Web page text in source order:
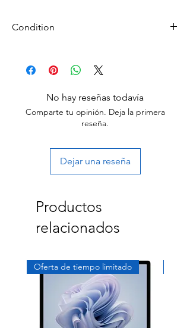
Condition
Grade B: Item will have some cosmetic
other small surface imperfections.
No hay reseñas todavía
Comparte tu opinión. Deja la primera
reseña.
Dejar una reseña
Productos
relacionados
Oferta de tiempo limitado